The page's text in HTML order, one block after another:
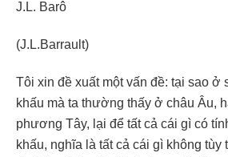
J.L. Barô
(J.L.Barrault)
Tôi xin đề xuất một vấn đề: tại sao ở
khấu mà ta thường thấy ở châu Âu,
phương Tây, lại để tất cả cái gì có
khấu, nghĩa là tất cả cái gì không tùy